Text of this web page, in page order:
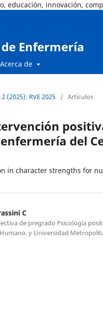
educación, innovación,
Enfermería
Acerca de
(2025): RVE 2025 / Artículos
del
in character strengths for
C
de pregrado Psicología
y Universidad